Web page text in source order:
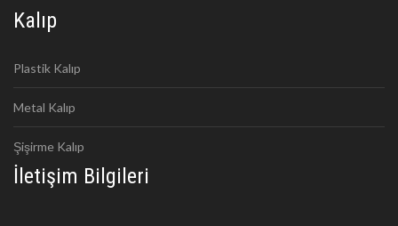
Kalıp
Plastik Kalıp
Metal Kalıp
Şişirme Kalıp
İletişim Bilgileri